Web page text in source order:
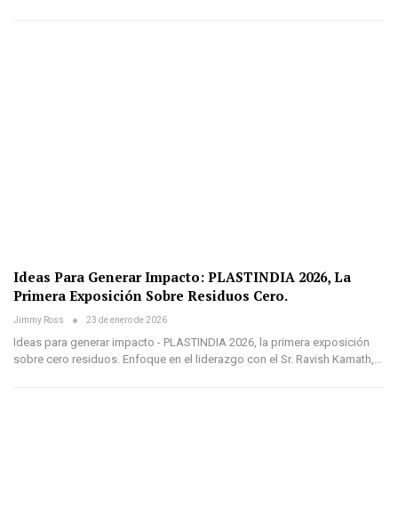
Ideas Para Generar Impacto: PLASTINDIA 2026, La
Primera Exposición Sobre Residuos Cero.
Jimmy Ross 23 de enero de 2026
Ideas para generar impacto - PLASTINDIA 2026, la primera exposición
sobre cero residuos. Enfoque en el liderazgo con el Sr. Ravish Kamath,…